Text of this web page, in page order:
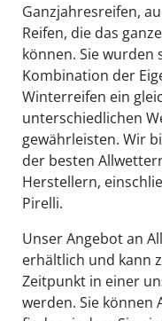
Ganzjahresreifen,
Reifen, die das
können. Sie wurden
Kombination der
Winterreifen ein
unterschiedlichen
gewährleisten. Wir
der besten
Herstellern,
Pirelli.
Unser Angebot an
erhältlich und kann
Zeitpunkt in einer
werden. Sie können